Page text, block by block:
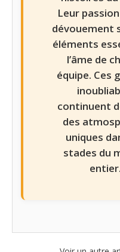
Leur
dévouement
éléments
l’âme de
équipe. Ces
continuent
des
uniques
stades du
entier.